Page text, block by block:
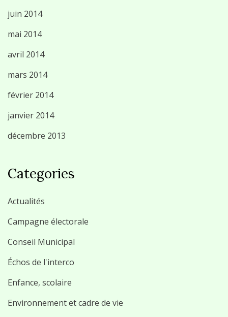
juin 2014
mai 2014
avril 2014
mars 2014
février 2014
janvier 2014
décembre 2013
Categories
Actualités
Campagne électorale
Conseil Municipal
Échos de l'interco
Enfance, scolaire
Environnement et cadre de vie